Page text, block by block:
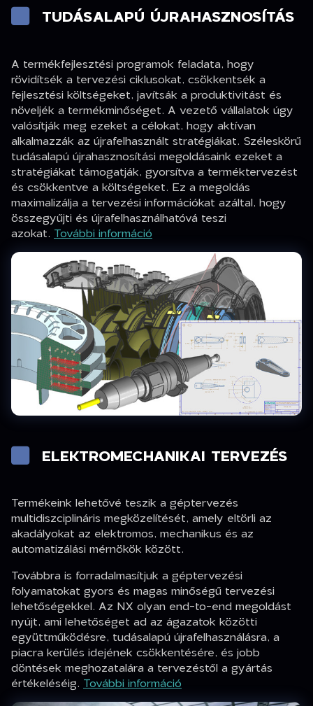
TUDÁSALAPÚ ÚJRAHASZNOSÍTÁS
A termékfejlesztési programok feladata, hogy
rövidítsék a tervezési ciklusokat, csökkentsék a
fejlesztési költségeket, javítsák a produktivitást és
növeljék a termékminőséget. A vezető vállalatok úgy
valósítják meg ezeket a célokat, hogy aktívan
alkalmazzák az újrafelhasznált stratégiákat. Széleskörű
tudásalapú újrahasznosítási megoldásaink ezeket a
stratégiákat támogatják, gyorsítva a terméktervezést
és csökkentve a költségeket. Ez a megoldás
maximalizálja a tervezési információkat azáltal, hogy
összegyűjti és újrafelhasználhatóvá teszi
azokat. További információ
ELEKTROMECHANIKAI TERVEZÉS
Termékeink lehetővé teszik a géptervezés
multidiszciplináris megközelítését, amely eltörli az
akadályokat az elektromos, mechanikus és az
automatizálási mérnökök között.
Továbbra is forradalmasítjuk a géptervezési
folyamatokat gyors és magas minőségű tervezési
lehetőségekkel. Az NX olyan end-to-end megoldást
nyújt, ami lehetőséget ad az ágazatok közötti
együttműködésre, tudásalapú újrafelhasználásra, a
piacra kerülés idejének csökkentésére, és jobb
döntések meghozatalára a tervezéstől a gyártás
értékeléséig. További információ